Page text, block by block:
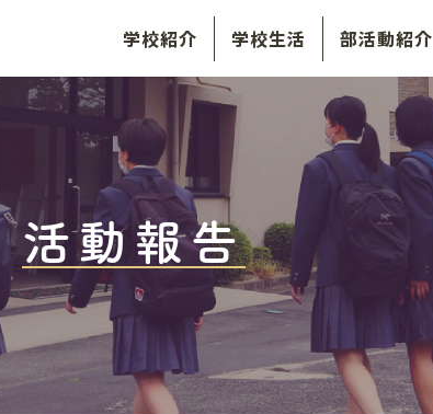
学校紹介
学校生活 部活動紹介
活動報告